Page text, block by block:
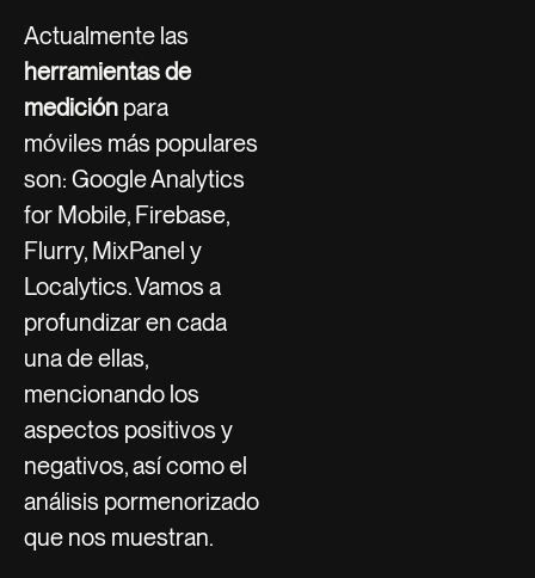
Actualmente las
herramientas de
medición para
móviles más populares
son: Google Analytics
for Mobile, Firebase,
Flurry, MixPanel y
Localytics. Vamos a
profundizar en cada
una de ellas,
mencionando los
aspectos positivos y
negativos, así como el
análisis pormenorizado
que nos muestran.